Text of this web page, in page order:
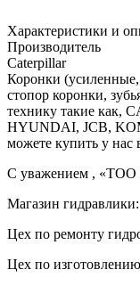
Характеристики и
Производитель
Caterpillar
Коронки (усиленные,
стопор коронки,
технику такие как,
HYUNDAI, JCB,
можете купить у нас
С уважением , «ТОО
Магазин
Цех по ремонту
Цех по